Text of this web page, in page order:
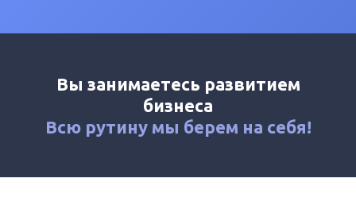
Контакты
Москва +7 (495) 161-03-01
Одинцово +7 (800) 333-23-72
Вы занимаетесь развитием
бизнеса
Всю рутину мы берем на себя!